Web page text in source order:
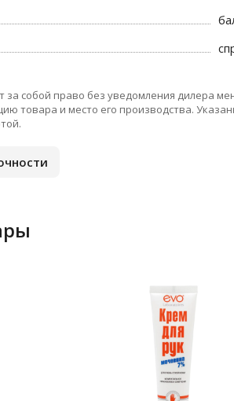
за собой право без уведомления дилера
товара и место его производства.